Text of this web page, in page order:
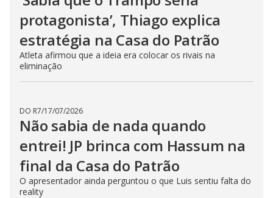
protagonista’, Thiago explica
estratégia na Casa do Patrão
Atleta afirmou que a ideia era colocar os rivais na
eliminação
DO R7/17/07/2026
Não sabia de nada quando
entrei! JP brinca com Hassum na
final da Casa do Patrão
O apresentador ainda perguntou o que Luis sentiu falta do
reality